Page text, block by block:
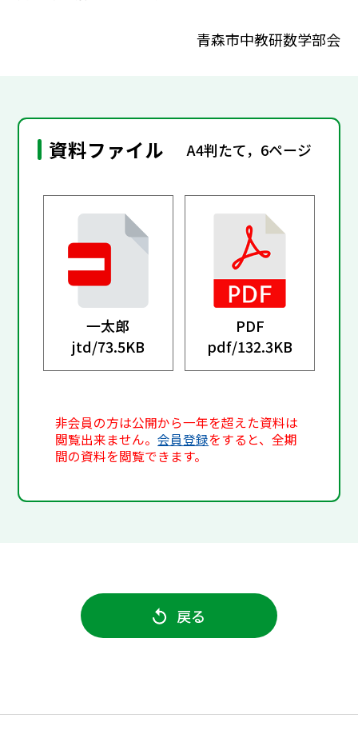
青森市中教研数学部会
資料ファイル A4判たて，6ページ
一太郎
jtd/73.5KB
PDF
pdf/132.3KB
非会員の方は公開から一年を超えた資料は
閲覧出来ません。会員登録をすると、全期
間の資料を閲覧できます。
戻る